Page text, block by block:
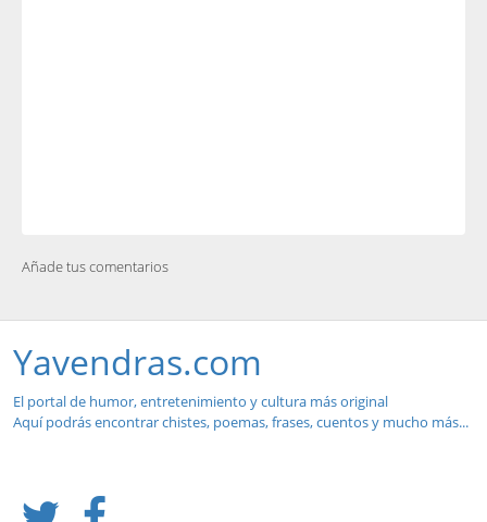
Añade tus comentarios
Yavendras.com
El portal de humor, entretenimiento y cultura más original
Aquí podrás encontrar chistes, poemas, frases, cuentos y mucho más...